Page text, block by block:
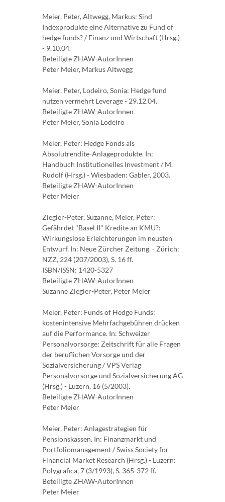
Meier, Peter, Altwegg, Markus: Sind
Indexprodukte eine Alternative zu Fund of
hedge funds? / Finanz und Wirtschaft (Hrsg.)
- 9.10.04.
Beteiligte ZHAW-AutorInnen
Peter Meier, Markus Altwegg
Meier, Peter, Lodeiro, Sonia: Hedge fund
nutzen vermehrt Leverage - 29.12.04.
Beteiligte ZHAW-AutorInnen
Peter Meier, Sonia Lodeiro
Meier, Peter: Hedge Fonds als
Absolutrendite-Anlageprodukte. In:
Handbuch Institutionelles Investment / M.
Rudolf (Hrsg.) - Wiesbaden: Gabler, 2003.
Beteiligte ZHAW-AutorInnen
Peter Meier
Ziegler-Peter, Suzanne, Meier, Peter:
Gefährdet "Basel II" Kredite an KMU?:
Wirkungslose Erleichterungen im neusten
Entwurf. In: Neue Zürcher Zeitung. - Zürich:
NZZ, 224 (207/2003), S. 16 ff.
ISBN/ISSN: 1420-5327
Beteiligte ZHAW-AutorInnen
Suzanne Ziegler-Peter, Peter Meier
Meier, Peter: Funds of Hedge Funds:
kostenintensive Mehrfachgebühren drücken
auf die Performance. In: Schweizer
Personalvorsorge: Zeitschrift für alle Fragen
der beruflichen Vorsorge und der
Sozialversicherung / VPS Verlag
Personalvorsorge und Sozialversicherung AG
(Hrsg.) - Luzern, 16 (5/2003).
Beteiligte ZHAW-AutorInnen
Peter Meier
Meier, Peter: Anlagestrategien für
Pensionskassen. In: Finanzmarkt und
Portfoliomanagement / Swiss Society for
Financial Market Research (Hrsg.) - Luzern:
Polygrafica, 7 (3/1993), S. 365-372 ff.
Beteiligte ZHAW-AutorInnen
Peter Meier